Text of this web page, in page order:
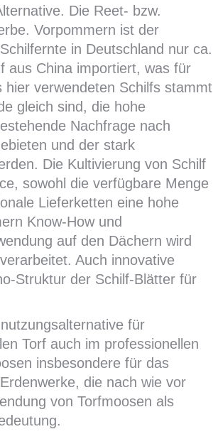
Die Reet- bzw.
Vorpommern ist der
in Deutschland nur ca.
aus China importiert, was für
verwendeten Schilfs stammt
gleich sind, die hohe
Nachfrage nach
und der stark
Die Kultivierung von Schilf
sowohl die verfügbare Menge
Lieferketten eine hohe
Know-How und
auf den Dächern wird
Auch innovative
Struktur der Schilf-Blätter für
für
Torf auch im professionellen
insbesondere für das
die nach wie vor
von Torfmoosen als